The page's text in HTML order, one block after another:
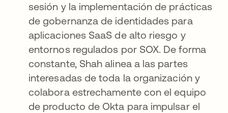
sesión y la implementación de prácticas
de gobernanza de identidades para
aplicaciones SaaS de alto riesgo y
entornos regulados por SOX. De forma
constante, Shah alinea a las partes
interesadas de toda la organización y
colabora estrechamente con el equipo
de producto de Okta para impulsar el